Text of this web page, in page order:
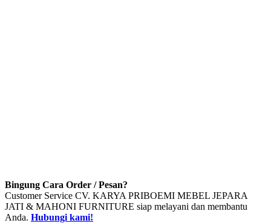
Bingung Cara Order / Pesan?
Customer Service CV. KARYA PRIBOEMI MEBEL JEPARA
JATI & MAHONI FURNITURE siap melayani dan membantu
Anda. Hubungi kami!